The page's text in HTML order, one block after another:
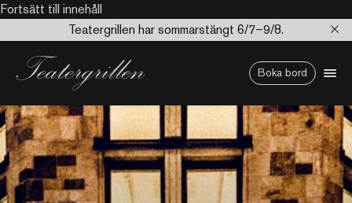
Fortsätt till innehåll
Teatergrillen har sommarstängt 6/7–9/8.
Boka bord